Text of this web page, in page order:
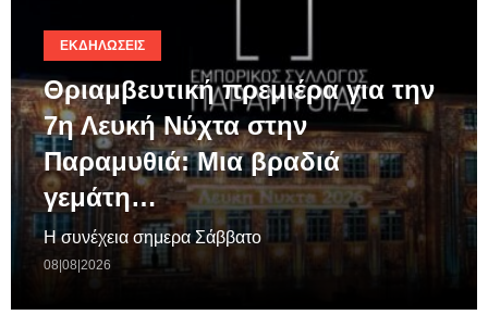
ΕΚΔΗΛΏΣΕΙΣ
Θριαμβευτική πρεμιέρα για την
7η Λευκή Νύχτα στην
Παραμυθιά: Μια βραδιά
γεμάτη…
Η συνέχεια σημερα Σάββατο
08|08|2026